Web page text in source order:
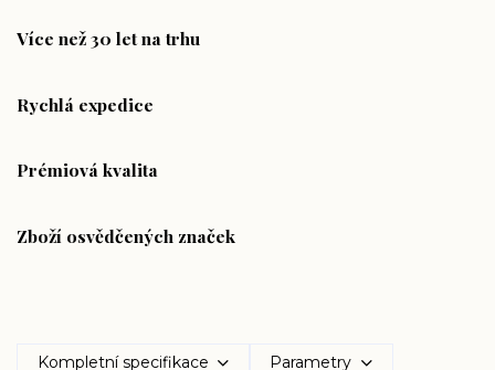
Více než 30 let na trhu
Rychlá expedice
Prémiová kvalita
Zboží osvědčených značek
Kompletní specifikace Parametry